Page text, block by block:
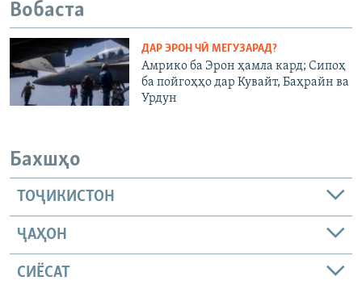
Вобаста
ДАР ЭРОН ЧӢ МЕГУЗАРАД?
Амрико ба Эрон ҳамла кард; Сипоҳ
ба пойгоҳҳо дар Кувайт, Баҳрайн ва
Урдун
Бахшҳо
ТОҶИКИСТОН
ҶАҲОН
СИЁСАТ